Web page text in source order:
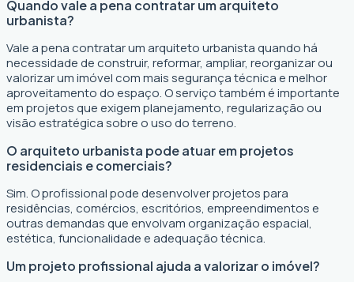
Quando vale a pena contratar um arquiteto
urbanista?
Vale a pena contratar um arquiteto urbanista quando há
necessidade de construir, reformar, ampliar, reorganizar ou
valorizar um imóvel com mais segurança técnica e melhor
aproveitamento do espaço. O serviço também é importante
em projetos que exigem planejamento, regularização ou
visão estratégica sobre o uso do terreno.
O arquiteto urbanista pode atuar em projetos
residenciais e comerciais?
Sim. O profissional pode desenvolver projetos para
residências, comércios, escritórios, empreendimentos e
outras demandas que envolvam organização espacial,
estética, funcionalidade e adequação técnica.
Um projeto profissional ajuda a valorizar o imóvel?